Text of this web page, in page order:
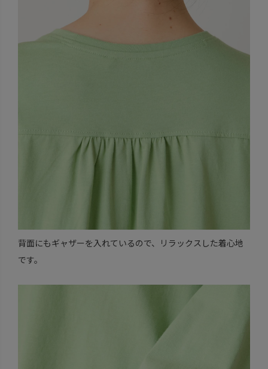
背面にもギャザーを入れているので、リラックスした着心地
です。